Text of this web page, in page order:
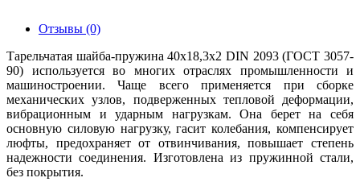
Отзывы (0)
Тарельчатая шайба-пружина 40х18,3х2 DIN 2093 (ГОСТ 3057-
90) используется во многих отраслях промышленности и
машиностроении. Чаще всего применяется при сборке
механических узлов, подверженных тепловой деформации,
вибрационным и ударным нагрузкам. Она берет на себя
основную силовую нагрузку, гасит колебания, компенсирует
люфты, предохраняет от отвинчивания, повышает степень
надежности соединения. Изготовлена из пружинной стали,
без покрытия.